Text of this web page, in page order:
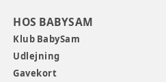
HOS BABYSAM
Klub BabySam
Udlejning
Gavekort